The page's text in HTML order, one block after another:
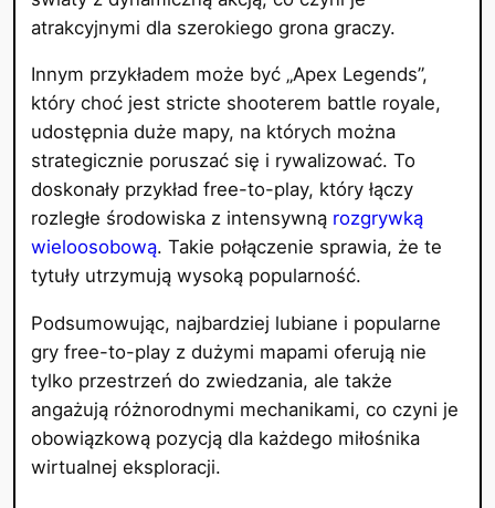
atrakcyjnymi dla szerokiego grona graczy.
Innym przykładem może być „Apex Legends”,
który choć jest stricte shooterem battle royale,
udostępnia duże mapy, na których można
strategicznie poruszać się i rywalizować. To
doskonały przykład free-to-play, który łączy
rozległe środowiska z intensywną rozgrywką
wieloosobową. Takie połączenie sprawia, że te
tytuły utrzymują wysoką popularność.
Podsumowując, najbardziej lubiane i popularne
gry free-to-play z dużymi mapami oferują nie
tylko przestrzeń do zwiedzania, ale także
angażują różnorodnymi mechanikami, co czyni je
obowiązkową pozycją dla każdego miłośnika
wirtualnej eksploracji.